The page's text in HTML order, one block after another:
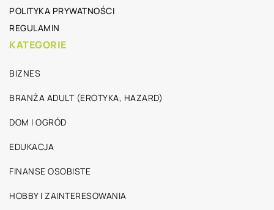
POLITYKA PRYWATNOŚCI
REGULAMIN
KATEGORIE
BIZNES
BRANŻA ADULT (EROTYKA, HAZARD)
DOM I OGRÓD
EDUKACJA
FINANSE OSOBISTE
HOBBY I ZAINTERESOWANIA